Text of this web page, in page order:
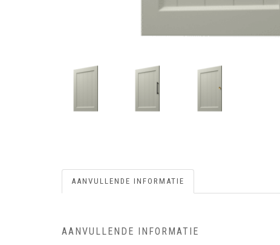
AANVULLENDE INFORMATIE
AANVULLENDE INFORMATIE